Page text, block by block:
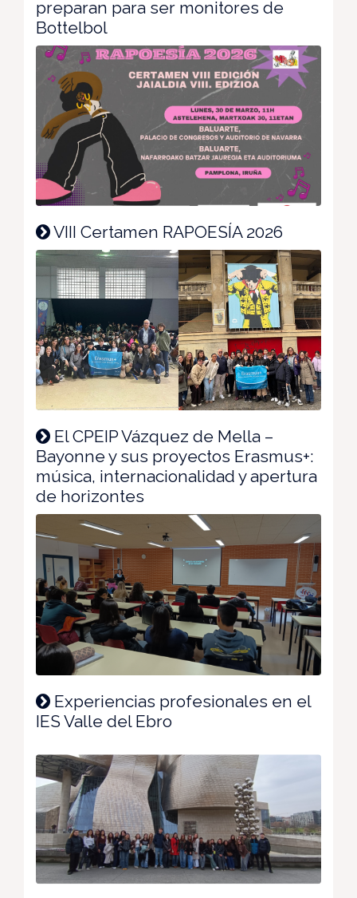
preparan para ser monitores de
Bottelbol
VIII Certamen RAPOESÍA 2026
El CPEIP Vázquez de Mella –
Bayonne y sus proyectos Erasmus+:
música, internacionalidad y apertura
de horizontes
Experiencias profesionales en el
IES Valle del Ebro